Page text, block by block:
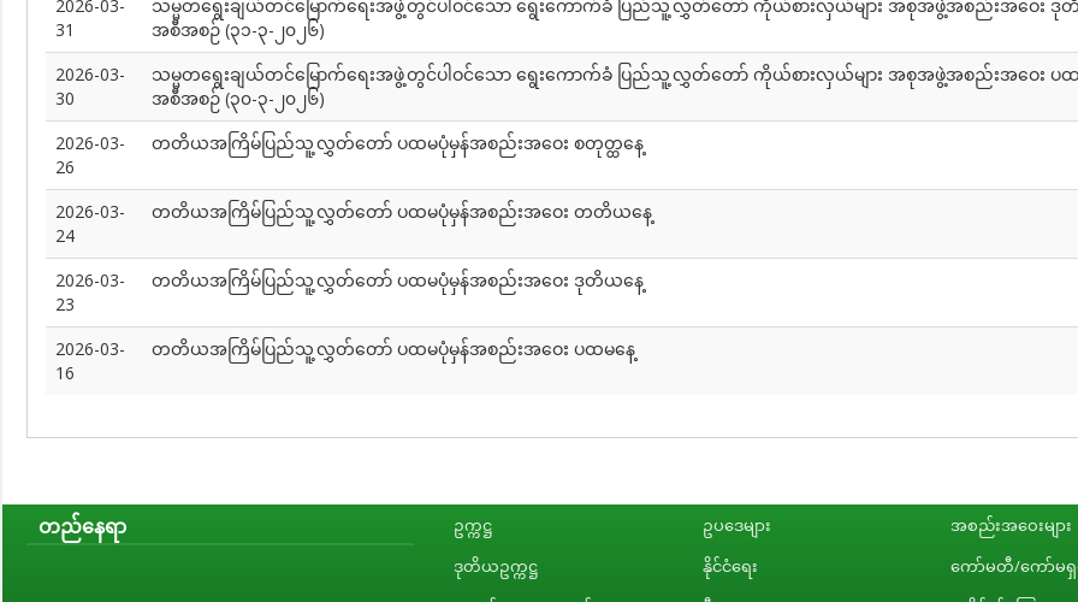
2026-03-
31
သမ္မတရွေးချယ်တင်မြောက်ရေးအဖွဲ့တွင်ပါဝင်သော ရွေးကောက်ခံ ပြည်သူ့လွှတ်တော် ကိုယ်စားလှယ်များ အစုအဖွဲ့အစည်းအဝေး ဒု
အစီအစဉ် (၃၁-၃-၂၀၂၆)
2026-03-
30
သမ္မတရွေးချယ်တင်မြောက်ရေးအဖွဲ့တွင်ပါဝင်သော ရွေးကောက်ခံ ပြည်သူ့လွှတ်တော် ကိုယ်စားလှယ်များ အစုအဖွဲ့အစည်းအဝေး ပ
အစီအစဉ် (၃၀-၃-၂၀၂၆)
2026-03-
26
တတိယအကြိမ်ပြည်သူ့လွှတ်တော် ပထမပုံမှန်အစည်းအဝေး စတုတ္ထနေ့
2026-03-
24
တတိယအကြိမ်ပြည်သူ့လွှတ်တော် ပထမပုံမှန်အစည်းအဝေး တတိယနေ့
2026-03-
23
တတိယအကြိမ်ပြည်သူ့လွှတ်တော် ပထမပုံမှန်အစည်းအဝေး ဒုတိယနေ့
2026-03-
16
တတိယအကြိမ်ပြည်သူ့လွှတ်တော် ပထမပုံမှန်အစည်းအဝေး ပထမနေ့
တည်နေရာ
ဥက္ကဋ္ဌ
ဒုတိယဥက္ကဋ္ဌ
ဥပဒေများ
နိုင်ငံရေး
အစည်းအဝေးများ
ကော်မတီ/ကော်မရှင်